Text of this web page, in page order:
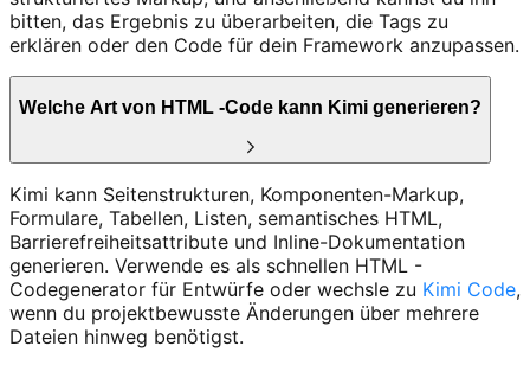
bitten, das Ergebnis zu überarbeiten, die Tags zu
erklären oder den Code für dein Framework anzupassen.
Welche Art von HTML -Code kann Kimi generieren?
Kimi kann Seitenstrukturen, Komponenten-Markup,
Formulare, Tabellen, Listen, semantisches HTML,
Barrierefreiheitsattribute und Inline-Dokumentation
generieren. Verwende es als schnellen HTML -
Codegenerator für Entwürfe oder wechsle zu Kimi Code,
wenn du projektbewusste Änderungen über mehrere
Dateien hinweg benötigst.